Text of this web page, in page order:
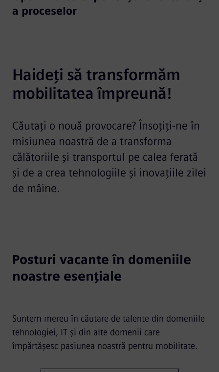
a proceselor
Haideți să transformăm
mobilitatea împreună!
Căutați o nouă provocare? Însoțiți-ne în
misiunea noastră de a transforma
călătoriile și transportul pe calea ferată
și de a crea tehnologiile și inovațiile zilei
de mâine.
Posturi vacante în domeniile
noastre esențiale
Suntem mereu în căutare de talente din domeniile
tehnologiei, IT și din alte domenii care
împărtășesc pasiunea noastră pentru mobilitate.